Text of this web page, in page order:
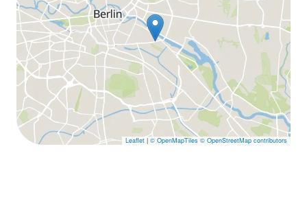
Leaflet | © OpenMapTiles © OpenStreetMap contributors